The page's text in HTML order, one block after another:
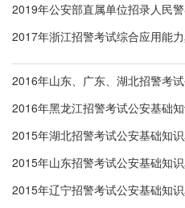
2019年公安部直属单位招录人民
2017年浙江招警考试综合应用能
2016年山东、广东、湖北招警考
案
2016年黑龙江招警考试公安基础知
2015年湖北招警考试公安基础知
2015年山东招警考试公安基础知
2015年辽宁招警考试公安基础知识